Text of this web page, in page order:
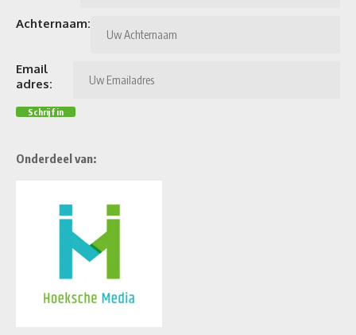
Achternaam:
Email
adres:
Onderdeel van: